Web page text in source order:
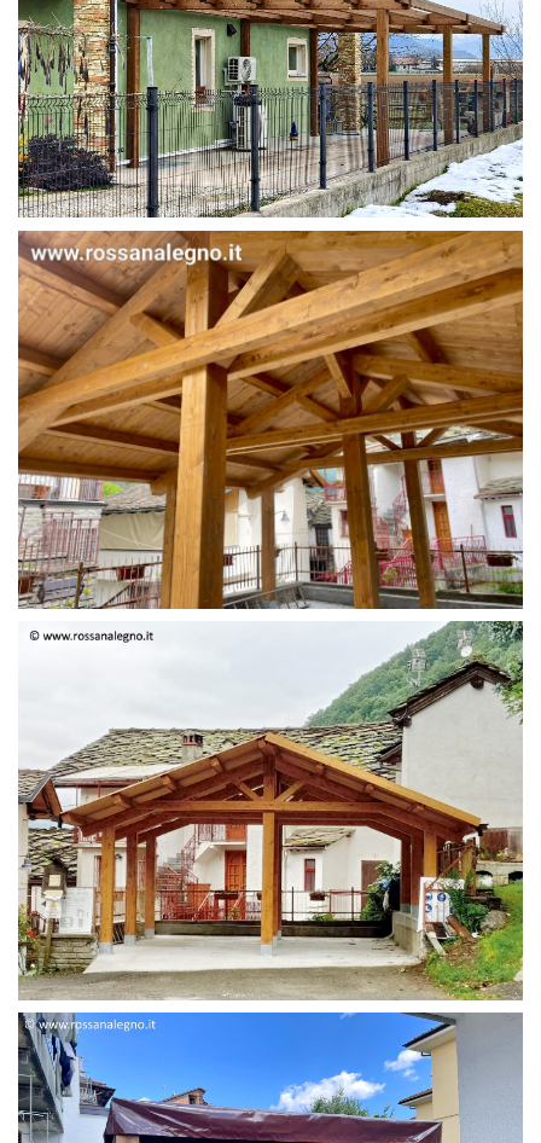
STRUTTURA IN ABETE LAMELLARE
STRUTTURA DUE FALDE